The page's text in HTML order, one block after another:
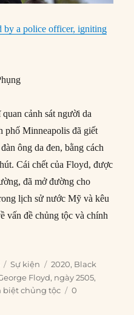
by a police officer, igniting
cảnh sát người da
phố Minneapolis đã giết
ông da đen, bằng cách
Cái chết của Floyd, được
đã mở đường cho
lịch sử nước Mỹ và kêu
vấn đề chủng tộc và chính
George Floyd bị cảnh sát
Categories
Sự kiện Tags
2020, Black
Floyd, ngày 2505,
biệt chủng tộc
0